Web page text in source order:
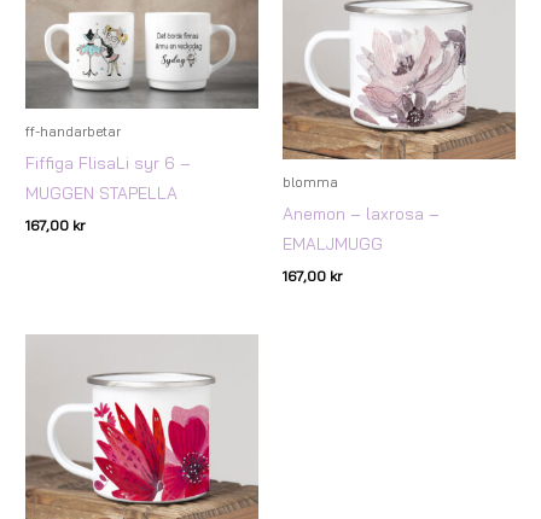
ff-handarbetar
Fiffiga FlisaLi syr 6 –
MUGGEN STAPELLA
167,00 kr
blomma
Anemon – laxrosa –
EMALJMUGG
167,00 kr